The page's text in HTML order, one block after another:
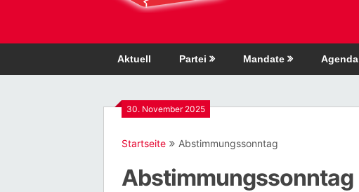
Aktuell Partei Mandate Agenda
30. November 2025
Startseite Abstimmungssonntag
Abstimmungssonntag